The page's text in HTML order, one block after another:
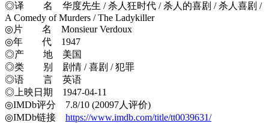
◎译 名 华度先生 / 杀人狂时代 / 杀人的喜剧 / 杀人喜剧 /
A Comedy of Murders / The Ladykiller
◎片 名 Monsieur Verdoux
◎年 代 1947
◎产 地 美国
◎类 别 剧情 / 喜剧 / 犯罪
◎语 言 英语
◎上映日期 1947-04-11
◎IMDb评分 7.8/10 (20097人评价)
◎IMDb链接 https://www.imdb.com/title/tt0039631/